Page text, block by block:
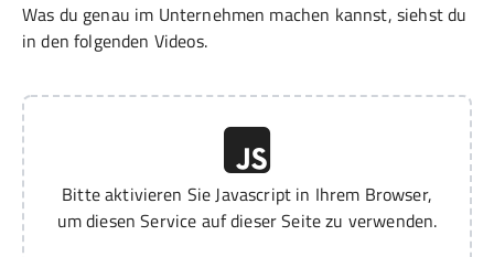
Was du genau im Unternehmen machen kannst, siehst du
in den folgenden Videos.
Bitte aktivieren Sie Javascript in Ihrem Browser,
um diesen Service auf dieser Seite zu verwenden.